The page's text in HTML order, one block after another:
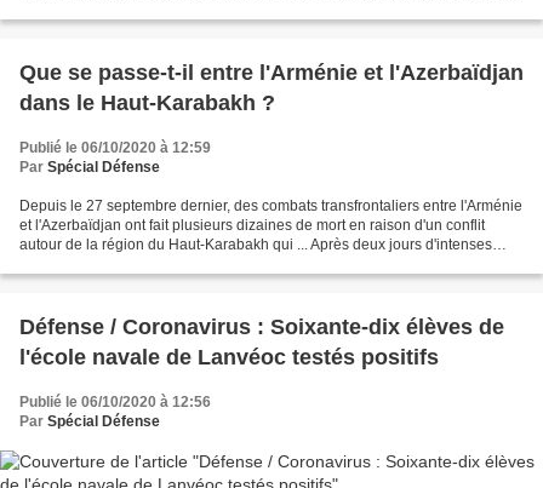
Que se passe-t-il entre l'Arménie et l'Azerbaïdjan
dans le Haut-Karabakh ?
Publié le 06/10/2020 à 12:59
Par Spécial Défense
Depuis le 27 septembre dernier, des combats transfrontaliers entre l'Arménie
et l'Azerbaïdjan ont fait plusieurs dizaines de mort en raison d'un conflit
autour de la région du Haut-Karabakh qui ... Après deux jours d'intenses
Défense / Coronavirus : Soixante-dix élèves de
l'école navale de Lanvéoc testés positifs
Publié le 06/10/2020 à 12:56
Par Spécial Défense